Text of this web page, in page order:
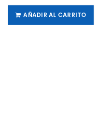
AÑADIR AL CARRITO